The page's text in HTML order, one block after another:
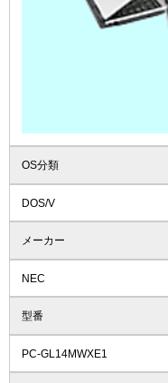
OS分類
DOS/V
メーカー
NEC
型番
PC-GL14MWXE1